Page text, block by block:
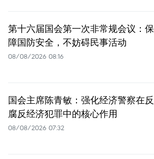
第十六届国会第一次非常规会议：保
障国防安全，不妨碍民事活动
08/08/2026 08:16
国会主席陈青敏：强化经济警察在反
腐反经济犯罪中的核心作用
08/08/2026 07:32